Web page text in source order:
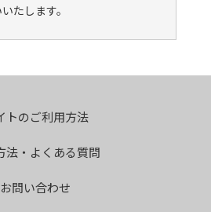
たします。
トのご利用方法
法・よくある質問
お問い合わせ